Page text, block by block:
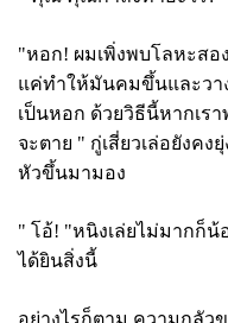
"หอก! ผมเพิ่งพบโลหะสอ
แค่ทำให้มันคมขึ้นและวา
เป็นหอก ด้วยวิธีนี้หากเร
จะตาย " กู่เสี่ยวเล่อยังคง
หัวขึ้นมามอง
" โอ้! "หนิงเล่ยไม่มากก็น้
ได้ยินสิ่งนี้
อย่างไรก็ตาม ความกลัว